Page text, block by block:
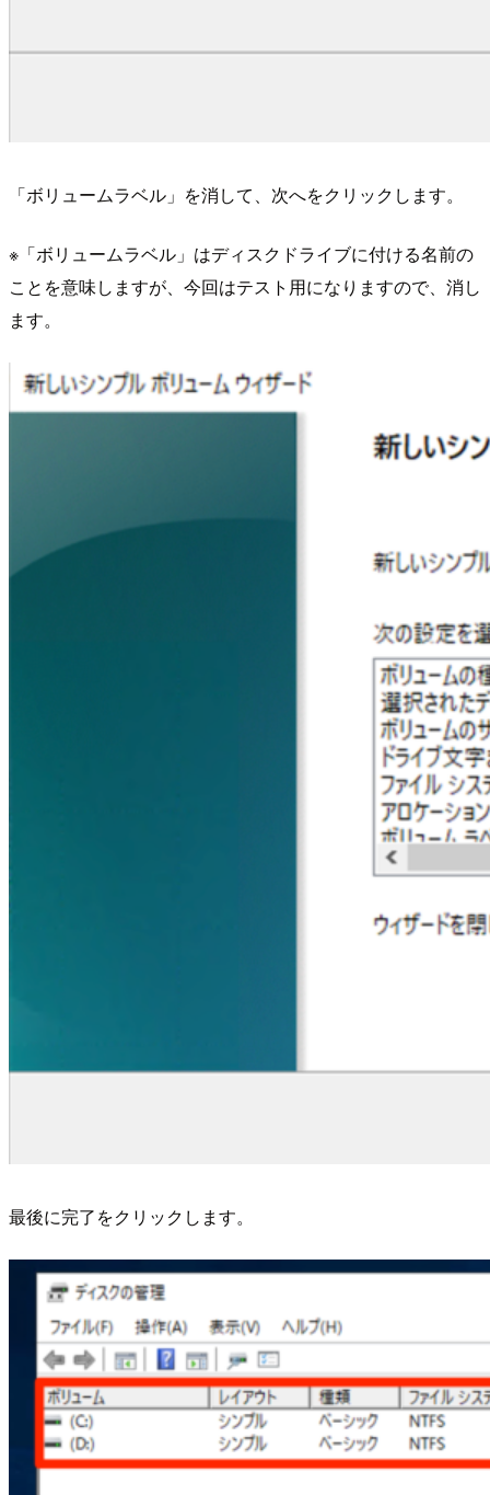
「ボリュームラベル」を消して、次へをクリックします。
※「ボリュームラベル」はディスクドライブに付ける名前の
ことを意味しますが、今回はテスト用になりますので、消し
ます。
最後に完了をクリックします。